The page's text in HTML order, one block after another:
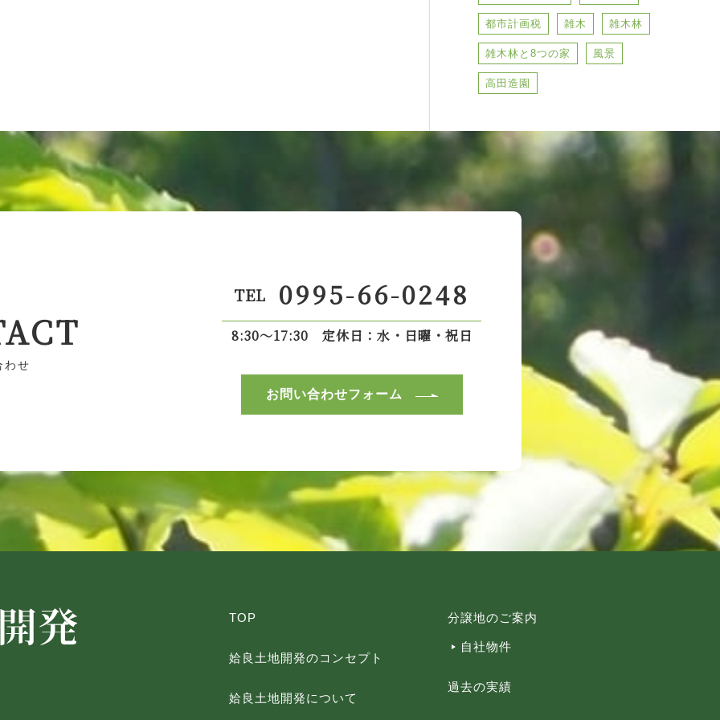
都市計画税 雑木 雑木林
雑木林と8つの家 風景
高田造園
わせ
TEL 0995-66-0248
8:30～17:30 定休日：水・日曜・祝日
お問い合わせフォーム
TOP
姶良土地開発のコンセプト
姶良土地開発について
分譲地のご案内
自社物件
過去の実績